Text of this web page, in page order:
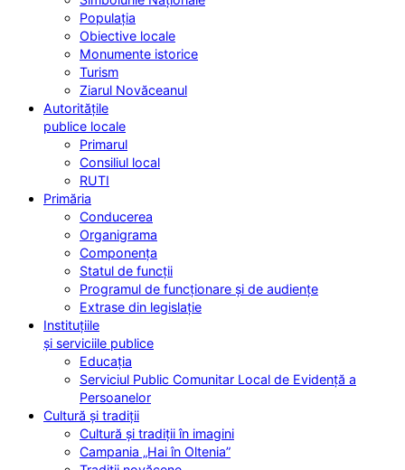
Populația
Obiective locale
Monumente istorice
Turism
Ziarul Novăceanul
Autoritățile
publice locale
Primarul
Consiliul local
RUTI
Primăria
Conducerea
Organigrama
Componența
Statul de funcții
Programul de funcționare și de audiențe
Extrase din legislație
Instituțiile
și serviciile publice
Educația
Serviciul Public Comunitar Local de Evidență a
Persoanelor
Cultură și tradiții
Cultură și tradiții în imagini
Campania „Hai în Oltenia”